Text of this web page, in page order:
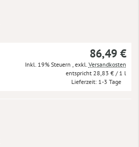
86,49 €
Inkl. 19% Steuern exkl. Versandkosten
28,83 € / 1 l
Lieferzeit 1-3 Tage